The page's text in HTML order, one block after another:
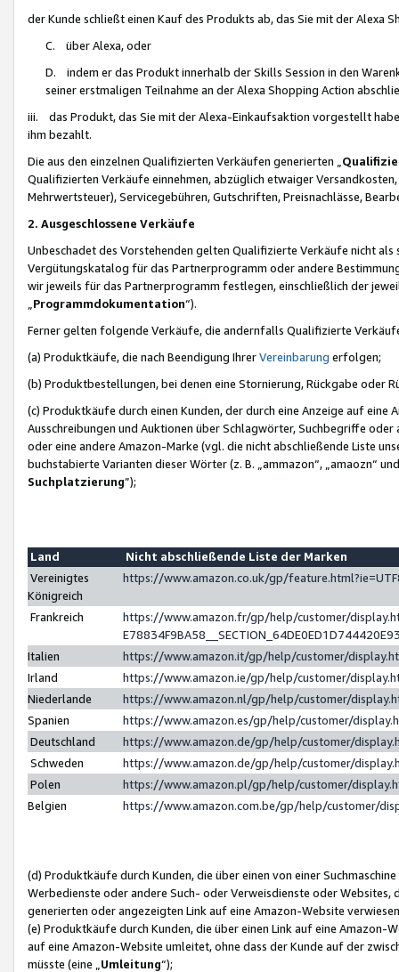
der Kunde schließt einen Kauf des Produkts ab, das Sie mit der Alexa
C. über Alexa, oder
D. indem er das Produkt innerhalb der Skills Session in den
seiner erstmaligen Teilnahme an der Alexa Shopping Action
iii. das Produkt, das Sie mit der Alexa-Einkaufsaktion vorgestellt
ihm bezahlt.
Die aus den einzelnen Qualifizierten Verkäufen generierten „
Qualifizierten Verkäufe einnehmen, abzüglich etwaiger
Mehrwertsteuer), Servicegebühren, Gutschriften, Preisnachlässe,
2. Ausgeschlossene Verkäufe
Unbeschadet des Vorstehenden gelten Qualifizierte Verkäufe nicht
Vergütungskatalog für das Partnerprogramm oder andere
wir jeweils für das Partnerprogramm festlegen, einschließlich der
Programmdokumentation“).
Ferner gelten folgende Verkäufe, die andernfalls Qualifizierte
(a) Produktkäufe, die nach Beendigung IhrerVereinbarung erfolgen;
(b) Produktbestellungen, bei denen eine Stornierung, Rückgabe oder
(c) Produktkäufe durch einen Kunden, der durch eine Anzeige auf
Ausschreibungen und Auktionen über Schlagwörter, Suchbegriffe
oder eine andere Amazon-Marke (vgl. die nicht abschließende Liste
buchstabierte Varianten dieser Wörter (z. B. „ammazon“, „amaozn“
Suchplatzierung”);
Land
Nicht abschließende Liste der Marken
Vereinigtes
Königreich
https://www.amazon.co.uk/gp/
Frankreich
https://www.amazon.fr/gp/help/customer/
Italien
https://www.amazon.it/gp/help/customer/
Irland
https://www.amazon.ie/gp/help/customer/
Niederlande
https://www.amazon.nl/gp/help/customer/
Spanien
https://www.amazon.es/gp/help/customer/
Deutschland
https://www.amazon.de/gp/help/customer/
Schweden
https://www.amazon.de/gp/help/customer/
Polen
https://www.amazon.pl/gp/help/customer/
Belgien
https://www.amazon.com.be/gp/help/customer/
(d) Produktkäufe durch Kunden, die über einen von einer
Werbedienste oder andere Such- oder Verweisdienste oder Websites,
generierten oder angezeigten Link auf eine Amazon-Website
(e) Produktkäufe durch Kunden, die über einen Link auf eine
auf eine Amazon-Website umleitet, ohne dass der Kunde auf der
müsste (eine „ Umleitung“);